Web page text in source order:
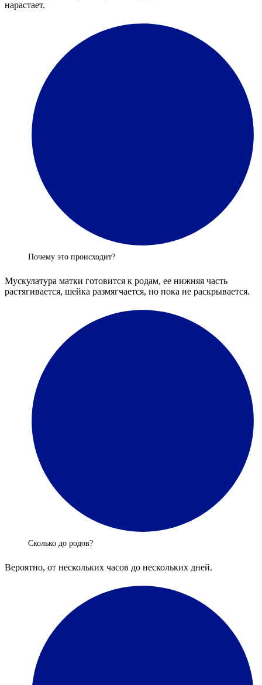
нарастает.
Почему это происходит?
Мускулатура матки готовится к родам, ее нижняя часть
растягивается, шейка размягчается, но пока не раскрывается.
Сколько до родов?
Вероятно, от нескольких часов до нескольких дней.